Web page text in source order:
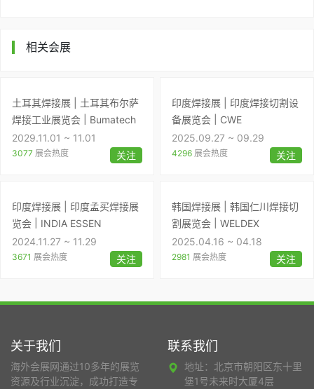
相关会展
土耳其焊接展 | 土耳其布尔萨
焊接工业展览会 | Bumatech
Bursa Machine
2029.11.01 ~ 11.01
3077 展会热度 关注
印度焊接展 | 印度焊接切割设
备展览会 | CWE
2025.09.27 ~ 09.29
4296 展会热度 关注
印度焊接展 | 印度孟买焊接展
览会 | INDIA ESSEN
WELDING & CUTTING
2024.11.27 ~ 11.29
3671 展会热度 关注
韩国焊接展 | 韩国仁川焊接切
割展览会 | WELDEX
2025.04.16 ~ 04.18
2981 展会热度 关注
关于我们
海外会展网通过10多年的展览
资源及行业沉淀，成功打造专
联系我们
地址：北京市朝阳区东十里
堡1号未来时大厦4层